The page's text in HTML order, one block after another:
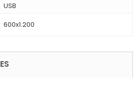
USB
600x1.200